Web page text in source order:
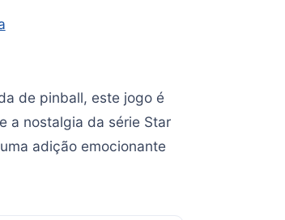
de pinball, este jogo é
a nostalgia da série Star
adição emocionante